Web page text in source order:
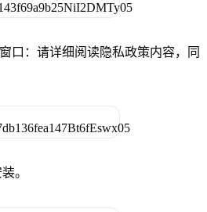
口：请详细阅读隐私政策内容，同
。